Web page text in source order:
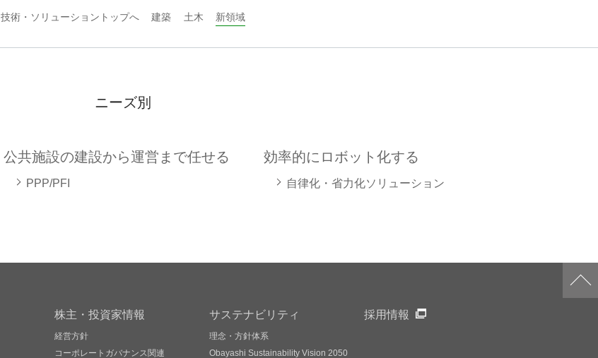
技術・ソリューショントップへ 建築 土木 新領域
ニーズ別
公共施設の建設から運営まで任せる
PPP/PFI
効率的にロボット化する
自律化・省力化ソリューション​
株主・投資家情報
経営方針
コーポレートガバナンス関連
サステナビリティ
理念・方針体系
Obayashi Sustainability Vision 2050
採用情報